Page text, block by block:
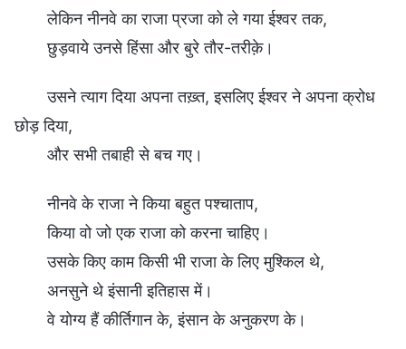
लेकिन नीनवे का राजा प्रजा को ले गया ईश्वर तक,
छुड़वाये उनसे हिंसा और बुरे तौर-तरीक़े।
उसने त्याग दिया अपना तख़्त, इसलिए ईश्वर ने अपना क्रोध
छोड़ दिया,
और सभी तबाही से बच गए।
नीनवे के राजा ने किया बहुत पश्चाताप,
किया वो जो एक राजा को करना चाहिए।
उसके किए काम किसी भी राजा के लिए मुश्किल थे,
अनसुने थे इंसानी इतिहास में।
वे योग्य हैं कीर्तिगान के, इंसान के अनुकरण के।